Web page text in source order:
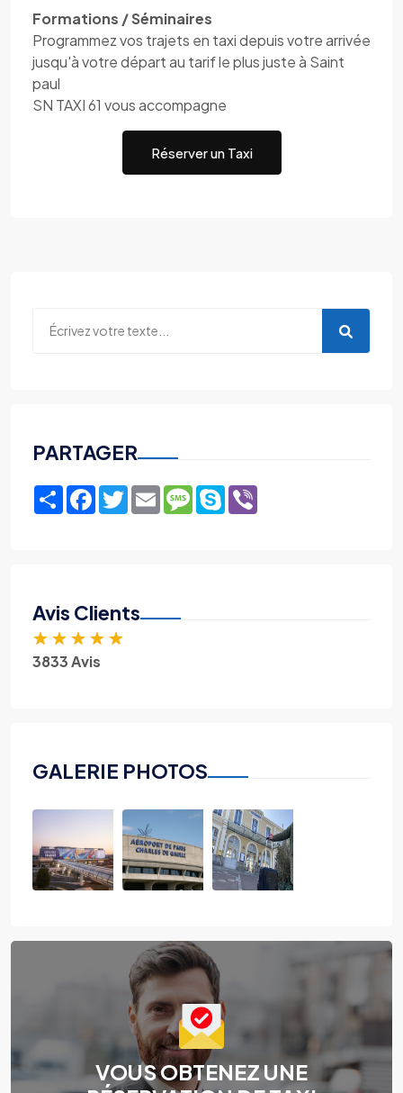
Formations / Séminaires
Programmez vos trajets en taxi depuis votre arrivée
jusqu'à votre départ au tarif le plus juste à Saint
paul
SN TAXI 61 vous accompagne
Réserver un Taxi
PARTAGER
ShareFacebook
TwitterEmailMessage
Skype
Avis Clients
★ ★ ★ ★ ★
3833 Avis
GALERIE PHOTOS
VOUS OBTENEZ UNE